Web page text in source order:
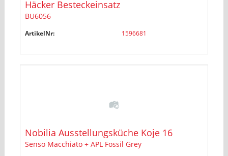
Häcker Besteckeinsatz
BU6056
ArtikelNr: 1596681
Nobilia Ausstellungsküche Koje 16
Senso Macchiato + APL Fossil Grey